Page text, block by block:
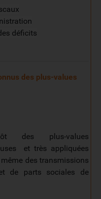
déficits
des plus-values
des plus-values
et très appliquées
des transmissions
de parts sociales de